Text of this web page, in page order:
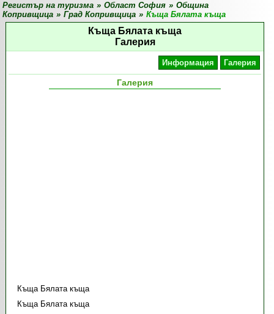
Регистър на туризма » Област София » Община
Копривщица » Град Копривщица » Къща Бялата къща
Къща Бялата къща
Галерия
Информация Галерия
Галерия
Къща Бялата къща
Къща Бялата къща